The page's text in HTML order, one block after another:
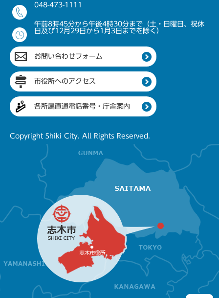
048-473-1111
午前8時45分から午後4時30分まで（土・日曜日、祝休
日及び12月29日から1月3日までを除く）
お問い合わせフォーム
市役所へのアクセス
各所属直通電話番号・庁舎案内
Copyright Shiki City. All Rights Reserved.